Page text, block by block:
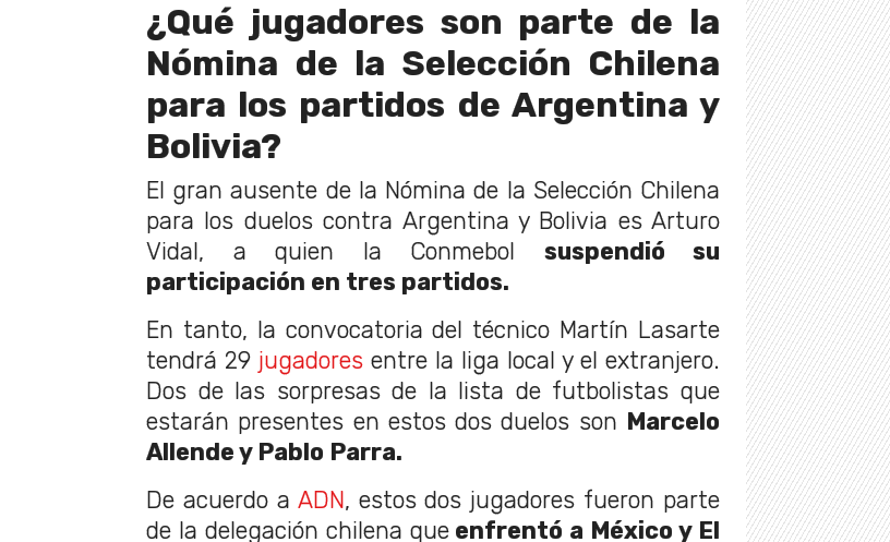
¿Qué jugadores son parte de la
Nómina de la Selección Chilena
para los partidos de Argentina y
Bolivia?
El gran ausente de la Nómina de la Selección Chilena
para los duelos contra Argentina y Bolivia es Arturo
Vidal, a quien la Conmebol suspendió su
participación en tres partidos.
En tanto, la convocatoria del técnico Martín Lasarte
tendrá 29 jugadores entre la liga local y el extranjero.
Dos de las sorpresas de la lista de futbolistas que
estarán presentes en estos dos duelos son Marcelo
Allende y Pablo Parra.
De acuerdo a ADN, estos dos jugadores fueron parte
de la delegación chilena queenfrentó a México y El